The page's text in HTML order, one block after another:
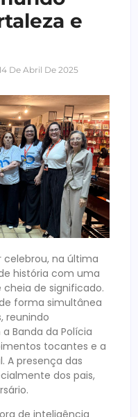
e
De Abril De 2025
celebrou, na última
história com uma
de significado.
forma simultânea
reunindo
Banda da Polícia
tocantes e a
A presença das
dos pais,